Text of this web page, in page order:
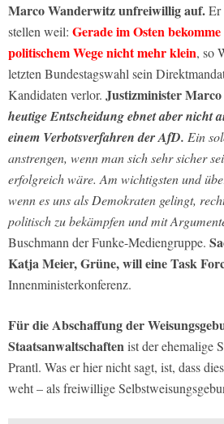
Marco Wanderwitz unfreiwillig auf.Er
stellen weil: Gerade im Osten
politischem Wege nicht mehr klein, so
letzten Bundestagswahl sein
Kandidaten verlor. Justizminister
heutige Entscheidung ebnet aber nicht
einem Verbotsverfahren der AfD. Ein
anstrengen, wenn man sich sehr sicher
erfolgreich wäre. Am wichtigsten und
wenn es uns als Demokraten gelingt,
politisch zu bekämpfen und mit
Buschmann der Funke-Mediengruppe.
Katja Meier, Grüne, will eine Task
Innenministerkonferenz.
Für die Abschaffung der
Staatsanwaltschaftenist der ehemalige
Prantl. Was er hier nicht sagt, ist, dass
weht – als freiwillige